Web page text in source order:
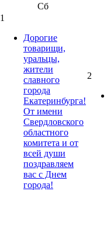
Сб
1
Дорогие
товарищи,
уральцы,
жители
славного
города
Екатеринбурга!
От имени
Свердловского
областного
комитета и от
всей души
поздравляем
вас с Днем
города!
2